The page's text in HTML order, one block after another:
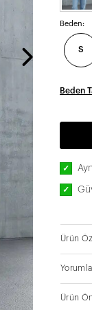
Beden:
S
Beden
✓
✓
Ürün
Ürün